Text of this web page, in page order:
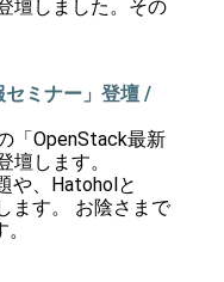
壇しました。その
セミナー」登壇 /
「OpenStack最新
壇します。
や、Hatoholと
ます。 お陰さまで